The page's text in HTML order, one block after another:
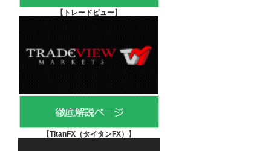
【 トレードビュー】
【TitanFX（タイタンFX） 】